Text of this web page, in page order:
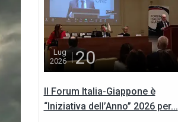
Lug
2026
20
Il Forum Italia-Giappone è
“Iniziativa dell’Anno” 2026 per...